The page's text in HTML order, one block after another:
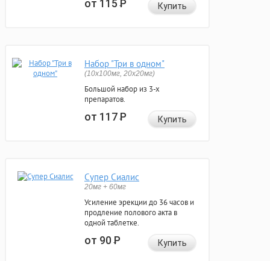
от 115Р Купить
Набор "Три в одном"
(10x100мг, 20x20мг)
Большой набор из 3-х
препаратов.
от 117Р Купить
Супер Сиалис
20мг + 60мг
Усиление эрекции до 36 часов и
продление полового акта в
одной таблетке.
от 90Р Купить